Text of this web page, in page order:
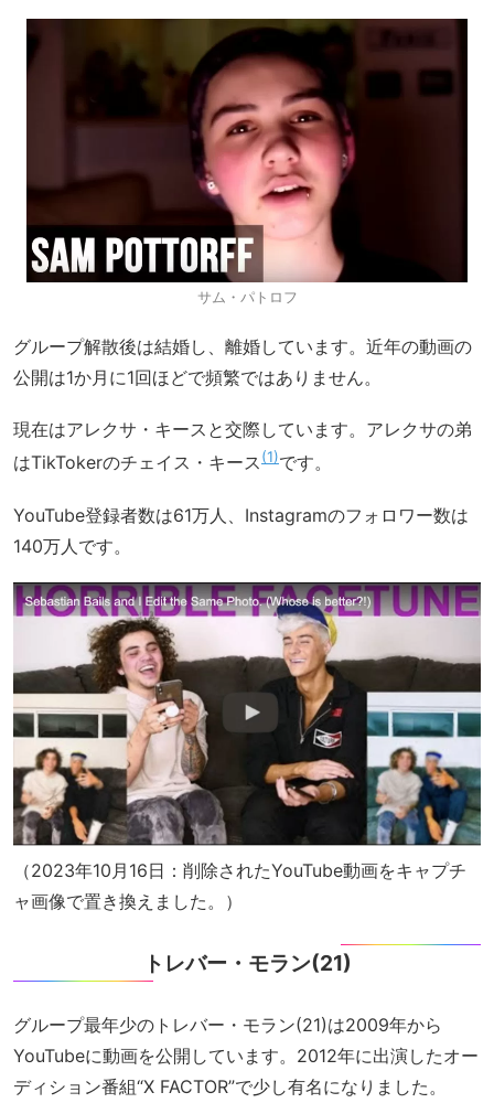
サム・パトロフ
グループ解散後は結婚し、離婚しています。近年の動画の
公開は1か月に1回ほどで頻繁ではありません。
現在はアレクサ・キースと交際しています。アレクサの弟
はTikTokerのチェイス・キース 1 です。
YouTube登録者数は61万人、Instagramのフォロワー数は
140万人です。
（2023年10月16日：削除されたYouTube動画をキャプチ
ャ画像で置き換えました。）
トレバー・モラン(21)
グループ最年少のトレバー・モラン(21)は2009年から
YouTubeに動画を公開しています。2012年に出演したオー
ディション番組“X FACTOR”で少し有名になりました。